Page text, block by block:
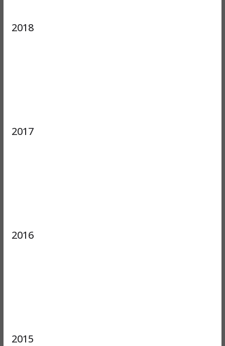
2018
2017
2016
2015